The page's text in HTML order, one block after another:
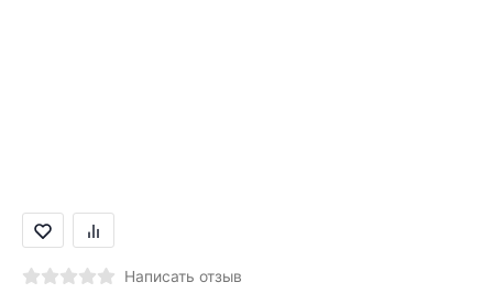
Написать отзыв